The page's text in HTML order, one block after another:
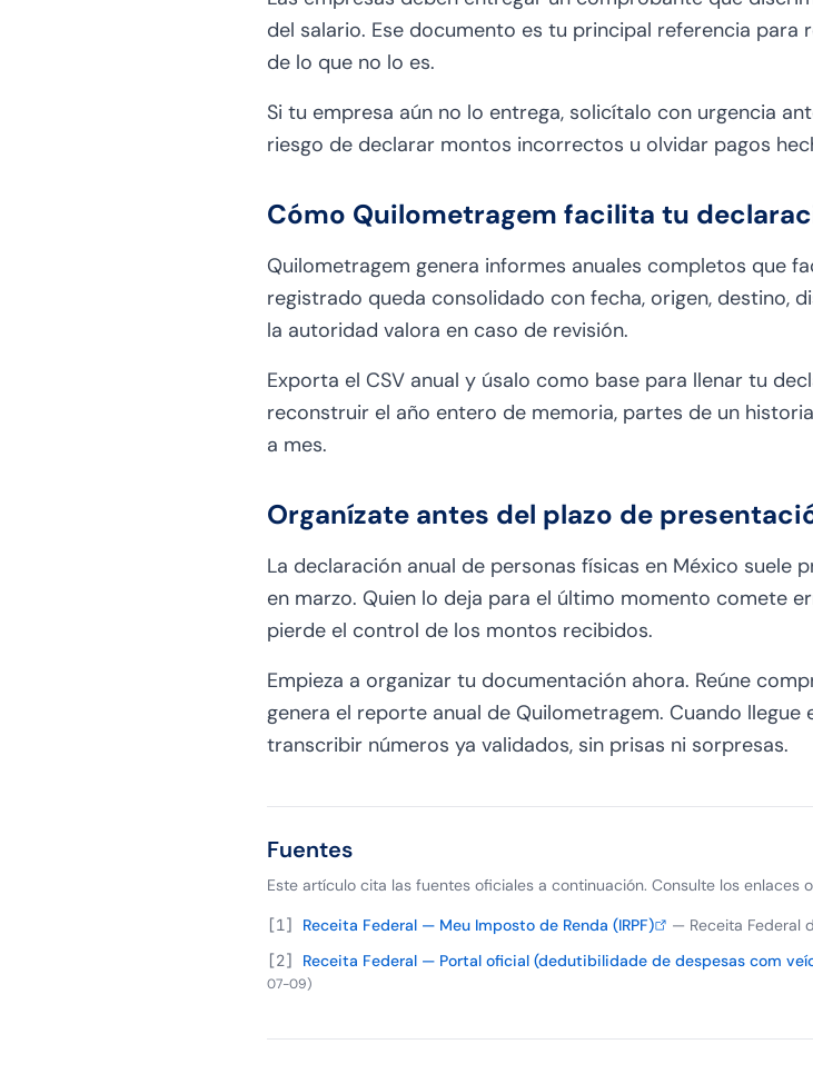
del salario. Ese documento es tu principal referencia
de lo que no lo es.
Si tu empresa aún no lo entrega, solicítalo con urgencia
riesgo de declarar montos incorrectos u olvidar pagos
Cómo Quilometragem facilita tu
Quilometragem genera informes anuales completos que
registrado queda consolidado con fecha, origen, destino,
la autoridad valora en caso de revisión.
Exporta el CSV anual y úsalo como base para llenar tu
reconstruir el año entero de memoria, partes de un
a mes.
Organízate antes del plazo de
La declaración anual de personas físicas en México suele
en marzo. Quien lo deja para el último momento comete
pierde el control de los montos recibidos.
Empieza a organizar tu documentación ahora. Reúne
genera el reporte anual de Quilometragem. Cuando
transcribir números ya validados, sin prisas ni sorpresas.
Fuentes
Este artículo cita las fuentes oficiales a continuación. Consulte los enlaces
[1 ] Receita Federal — Meu Imposto de Renda (IRPF) — Receita Federal
[2] Receita Federal — Portal oficial (dedutibilidade de despesas com
07-09)